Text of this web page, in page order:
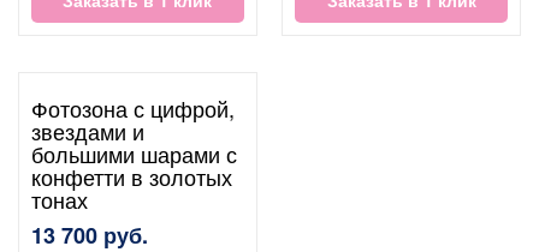
Фотозона с цифрой,
звездами и
большими шарами с
конфетти в золотых
тонах
13 700 руб.